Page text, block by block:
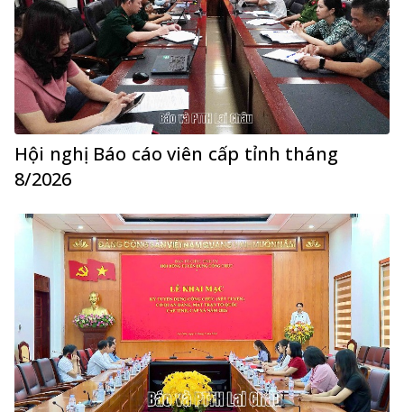
Hội nghị Báo cáo viên cấp tỉnh tháng
8/2026